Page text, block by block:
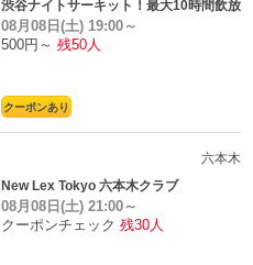
渋谷ナイトサーキット！最大10時間飲放
題
08月08日(土) 19:00～
500円～ 残50人
クーポンあり
六本木
New Lex Tokyo 六本木クラブ
08月08日(土) 21:00～
クーポンチェック 残30人